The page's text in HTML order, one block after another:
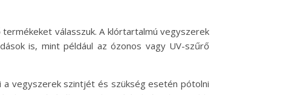
válasszuk. A klórtartalmú vegyszerek
is, mint például az ózonos vagy UV-szűrő
vegyszerek szintjét és szükség esetén pótolni